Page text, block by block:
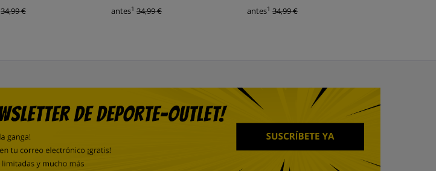
34,99 € antes1 34,99 € antes1 34,99 €